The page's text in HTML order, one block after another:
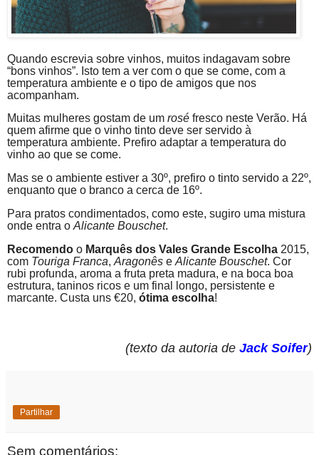
Quando escrevia sobre vinhos, muitos indagavam sobre
“bons vinhos”. Isto tem a ver com o que se come, com a
temperatura ambiente e o tipo de amigos que nos
acompanham.
Muitas mulheres gostam de um rosé fresco neste Verão. Há
quem afirme que o vinho tinto deve ser servido à
temperatura ambiente. Prefiro adaptar a temperatura do
vinho ao que se come.
Mas se o ambiente estiver a 30º, prefiro o tinto servido a 22º,
enquanto que o branco a cerca de 16º.
Para pratos condimentados, como este, sugiro uma mistura
onde entra o Alicante Bouschet.
Recomendo o Marquês dos Vales Grande Escolha 2015,
com Touriga Franca, Aragonês e Alicante Bouschet. Cor
rubi profunda, aroma a fruta preta madura, e na boca boa
estrutura, taninos ricos e um final longo, persistente e
marcante. Custa uns €20, ótima escolha!
(texto da autoria de Jack Soifer)
Partilhar
Sem comentários: